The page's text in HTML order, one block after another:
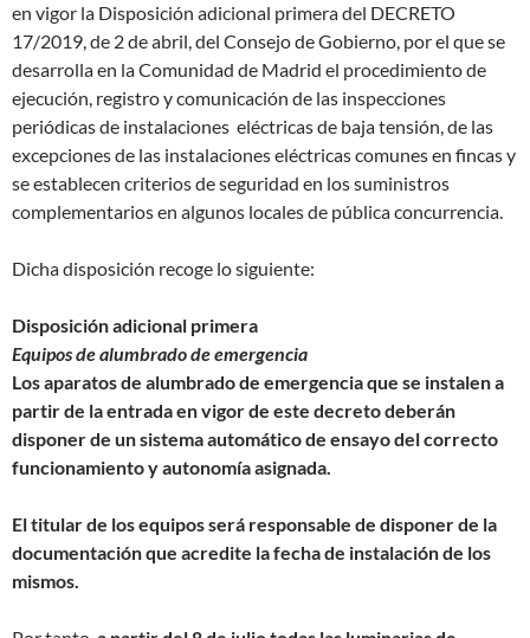
en vigor la Disposición adicional primera del DECRETO
17/2019, de 2 de abril, del Consejo de Gobierno, por el que se
desarrolla en la Comunidad de Madrid el procedimiento de
ejecución, registro y comunicación de las inspecciones
periódicas de instalaciones eléctricas de baja tensión, de las
excepciones de las instalaciones eléctricas comunes en fincas y
se establecen criterios de seguridad en los suministros
complementarios en algunos locales de pública concurrencia.
Dicha disposición recoge lo siguiente:
Disposición adicional primera
Equipos de alumbrado de emergencia
Los aparatos de alumbrado de emergencia que se instalen a
partir de la entrada en vigor de este decreto deberán
disponer de un sistema automático de ensayo del correcto
funcionamiento y autonomía asignada.
El titular de los equipos será responsable de disponer de la
documentación que acredite la fecha de instalación de los
mismos.